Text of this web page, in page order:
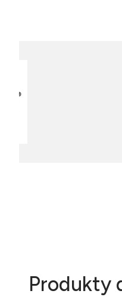
Produkty